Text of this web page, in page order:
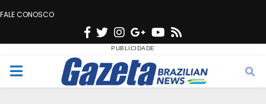
FALE CONOSCO
F
c
e
T
w
i
t
n
s
t
G
o
o
g
Y
u
t
s
M